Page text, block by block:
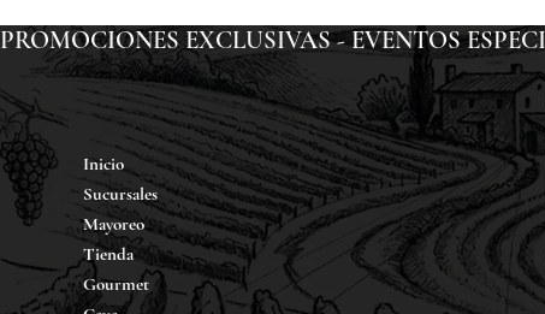
PROMOCIONES EXCLUSIVAS - EVENTOS
Inicio
Sucursales
Mayoreo
Tienda
Gourmet